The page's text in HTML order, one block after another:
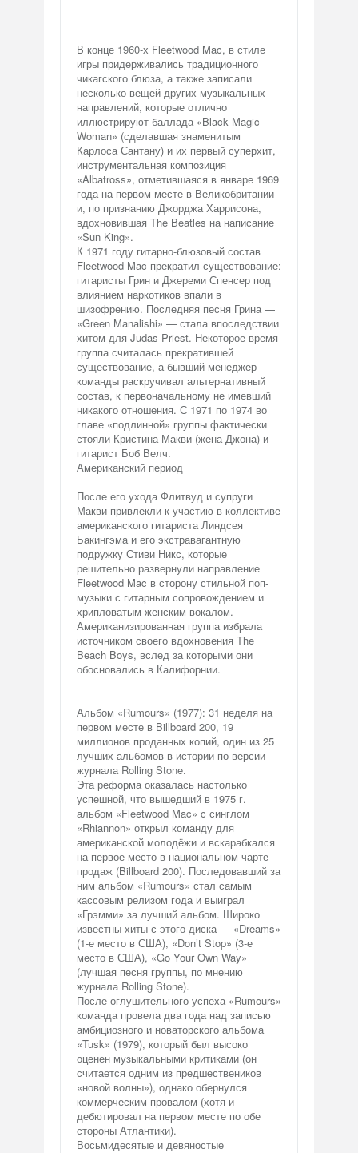
В конце 1960-х Fleetwood Mac, в стиле
игры придерживались традиционного
чикагского блюза, а также записали
несколько вещей других музыкальных
направлений, которые отлично
иллюстрируют баллада «Black Magic
Woman» (сделавшая знаменитым
Карлоса Сантану) и их первый суперхит,
инструментальная композиция
«Albatross», отметившаяся в январе 1969
года на первом месте в Великобритании
и, по признанию Джорджа Харрисона,
вдохновившая The Beatles на написание
«Sun King».
К 1971 году гитарно-блюзовый состав
Fleetwood Mac прекратил существование:
гитаристы Грин и Джереми Спенсер под
влиянием наркотиков впали в
шизофрению. Последняя песня Грина —
«Green Manalishi» — стала впоследствии
хитом для Judas Priest. Некоторое время
группа считалась прекратившей
существование, а бывший менеджер
команды раскручивал альтернативный
состав, к первоначальному не имевший
никакого отношения. С 1971 по 1974 во
главе «подлинной» группы фактически
стояли Кристина Макви (жена Джона) и
гитарист Боб Велч.
Американский период
После его ухода Флитвуд и супруги
Макви привлекли к участию в коллективе
американского гитариста Линдсея
Бакингэма и его экстравагантную
подружку Стиви Никс, которые
решительно развернули направление
Fleetwood Mac в сторону стильной поп-
музыки с гитарным сопровождением и
хрипловатым женским вокалом.
Американизированная группа избрала
источником своего вдохновения The
Beach Boys, вслед за которыми они
обосновались в Калифорнии.
Альбом «Rumours» (1977): 31 неделя на
первом месте в Billboard 200, 19
миллионов проданных копий, один из 25
лучших альбомов в истории по версии
журнала Rolling Stone.
Эта реформа оказалась настолько
успешной, что вышедший в 1975 г.
альбом «Fleetwood Mac» c синглом
«Rhiannon» открыл команду для
американской молодёжи и вскарабкался
на первое место в национальном чарте
продаж (Billboard 200). Последовавший за
ним альбом «Rumours» стал самым
кассовым релизом года и выиграл
«Грэмми» за лучший альбом. Широко
известны хиты с этого диска — «Dreams»
(1-е место в США), «Don’t Stop» (3-е
место в США), «Go Your Own Way»
(лучшая песня группы, по мнению
журнала Rolling Stone).
После оглушительного успеха «Rumours»
команда провела два года над записью
амбициозного и новаторского альбома
«Tusk» (1979), который был высоко
оценен музыкальными критиками (он
считается одним из предшествеников
«новой волны»), однако обернулся
коммерческим провалом (хотя и
дебютировал на первом месте по обе
стороны Атлантики).
Восьмидесятые и девяностые